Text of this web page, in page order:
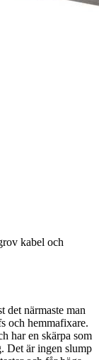
kabel och
det närmaste man
och hemmafixare.
har en skärpa som
Det är ingen slump